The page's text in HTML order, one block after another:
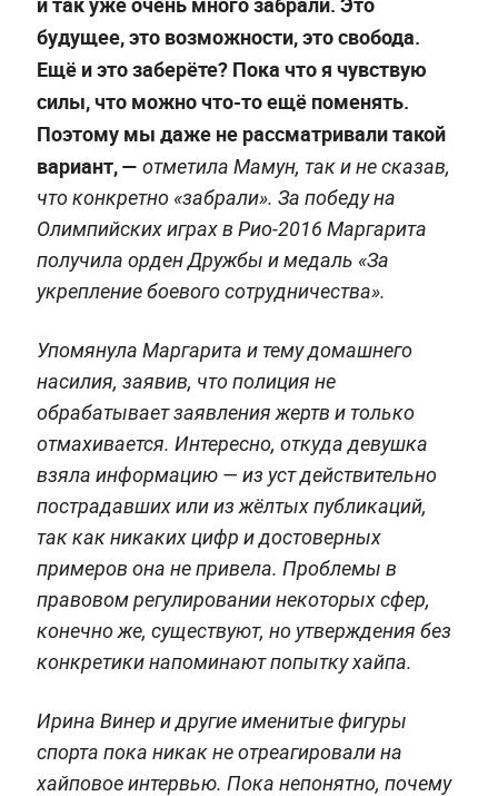
будущее, это возможности, это свобода.
Ещё и это заберёте? Пока что я чувствую
силы, что можно что-то ещё поменять.
Поэтому мы даже не рассматривали такой
вариант, — отметила Мамун, так и не сказав,
что конкретно «забрали». За победу на
Олимпийских играх в Рио-2016 Маргарита
получила орден Дружбы и медаль «За
укрепление боевого сотрудничества».
Упомянула Маргарита и тему домашнего
насилия, заявив, что полиция не
обрабатывает заявления жертв и только
отмахивается. Интересно, откуда девушка
взяла информацию — из уст действительно
пострадавших или из жёлтых публикаций,
так как никаких цифр и достоверных
примеров она не привела. Проблемы в
правовом регулировании некоторых сфер,
конечно же, существуют, но утверждения без
конкретики напоминают попытку хайпа.
Ирина Винер и другие именитые фигуры
спорта пока никак не отреагировали на
хайповое интервью. Пока непонятно, почему